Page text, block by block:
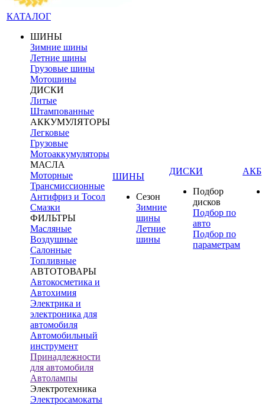
КАТАЛОГ
ШИНЫ
Зимние шины
Летние шины
Грузовые шины
Мотошины
ДИСКИ
Литые
Штампованные
АККУМУЛЯТОРЫ
Легковые
Грузовые
Мотоаккумуляторы
МАСЛА
Моторные
Трансмиссионные
Антифриз и Тосол
Смазки
ФИЛЬТРЫ
Масляные
Воздушные
Салонные
Топливные
АВТОТОВАРЫ
Автокосметика и
Автохимия
Электрика и
электроника для
автомобиля
Автомобильный
инструмент
Принадлежности
для автомобиля
Автолампы
Электротехника
Электросамокаты
ШИНЫ
Сезон
Зимние
шины
Летние
шины
ДИСКИ
Подбор
дисков
Подбор по
авто
Подбор по
параметрам
АКБ